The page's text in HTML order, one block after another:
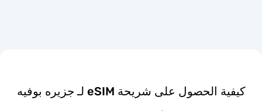
كيفية الحصول على شريحة eSIM لـ جزيره بوفيه